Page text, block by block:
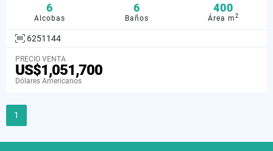
6
Alcobas
6
Baños
400
Área m2
6251144
PRECIO VENTA
US$1,051,700
Dólares Americanos
1